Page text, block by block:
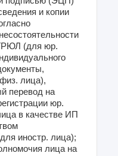
и копии
(для юр.
лица),
перевод на
юр.
в качестве ИП
иностр. лица);
лица на